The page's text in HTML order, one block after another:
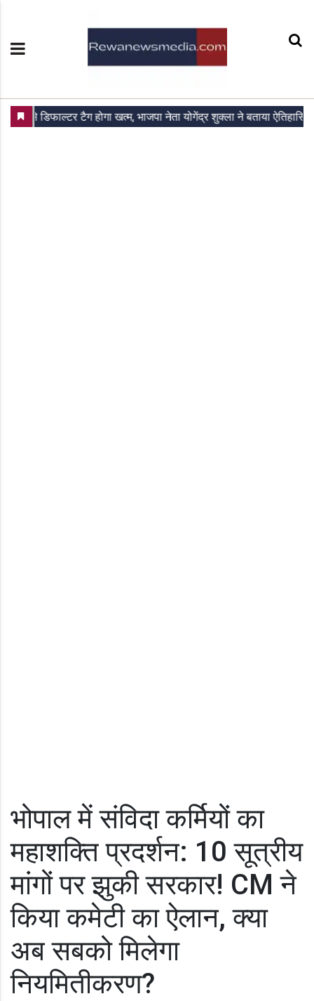
भोपाल में संविदा कर्मियों का
महाशक्ति प्रदर्शन: 10 सूत्रीय
मांगों पर झुकी सरकार! CM ने
किया कमेटी का ऐलान, क्या
अब सबको मिलेगा
नियमितीकरण?